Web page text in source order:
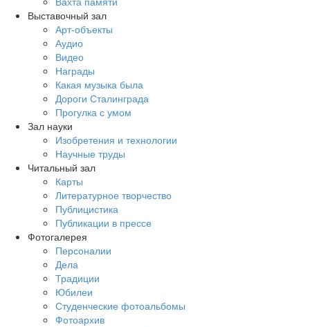
Выставочный зал
Арт-объекты
Аудио
Видео
Награды
Какая музыка была
Дороги Сталинграда
Прогулка с умом
Зал науки
Изобретения и технологии
Научные труды
Читальный зал
Карты
Литературное творчество
Публицистика
Публикации в прессе
Фотогалерея
Персоналии
Дела
Традиции
Юбилеи
Студенческие фотоальбомы
Фотоархив